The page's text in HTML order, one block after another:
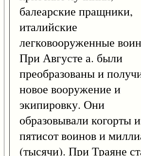
балеарские пращники,
италийские
легковооруженные
При Августе а. были
преобразованы и
новое вооружение и
экипировку. Они
образовывали когорты
пятисот воинов и
(тысячи). При Траяне